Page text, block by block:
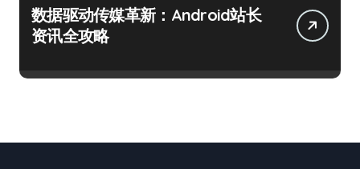
数据驱动传媒革新：Android站长
资讯全攻略